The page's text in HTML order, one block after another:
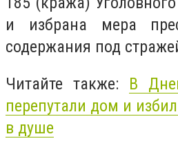
и избрана мера
содержания под
Читайте также: В
перепутали дом и
в душе